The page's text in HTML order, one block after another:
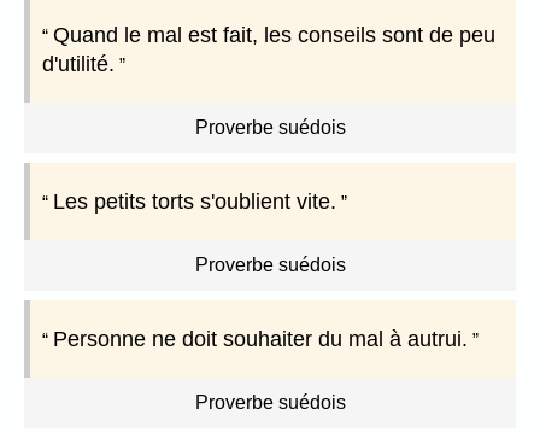
Quand le mal est fait, les conseils sont de peu
d'utilité.
Proverbe suédois
Les petits torts s'oublient vite.
Proverbe suédois
Personne ne doit souhaiter du mal à autrui.
Proverbe suédois